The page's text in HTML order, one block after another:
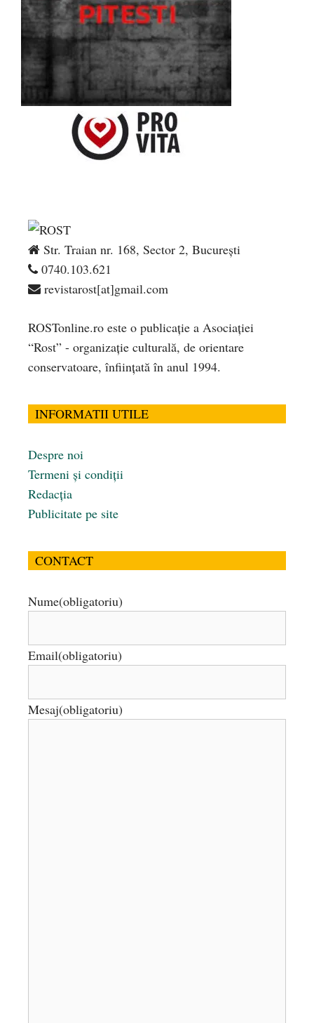
Str. Traian nr. 168, Sector 2, București
0740.103.621
revistarost[at]gmail.com
ROSTonline.ro este o publicaţie a Asociaţiei
“Rost” - organizaţie culturală, de orientare
conservatoare, înfiinţată în anul 1994.
INFORMATII UTILE
Despre noi
Termeni și condiții
Redacția
Publicitate pe site
CONTACT
Nume(obligatoriu)
Email(obligatoriu)
Mesaj(obligatoriu)